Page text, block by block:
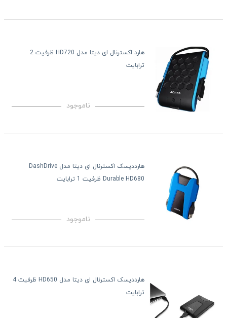
هارد اکسترنال ای دیتا مدل HD720 ظرفیت 2
ترابایت
ناموجود
هارددیسک اکسترنال ای دیتا مدل DashDrive
Durable HD680 ظرفیت 1 ترابایت
ناموجود
هارددیسک اکسترنال ای دیتا مدل HD650 ظرفیت 4
ترابایت